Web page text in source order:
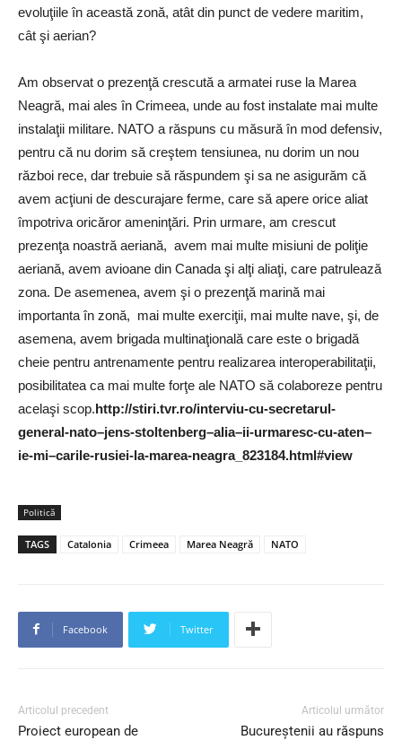
evoluţiile în această zonă, atât din punct de vedere maritim,
cât şi aerian?
Am observat o prezenţă crescută a armatei ruse la Marea
Neagră, mai ales în Crimeea, unde au fost instalate mai multe
instalaţii militare. NATO a răspuns cu măsură în mod defensiv,
pentru că nu dorim să creştem tensiunea, nu dorim un nou
război rece, dar trebuie să răspundem şi sa ne asigurăm că
avem acţiuni de descurajare ferme, care să apere orice aliat
împotriva oricăror ameninţări. Prin urmare, am crescut
prezenţa noastră aeriană, avem mai multe misiuni de poliţie
aeriană, avem avioane din Canada şi alţi aliaţi, care patrulează
zona. De asemenea, avem şi o prezenţă marină mai
importanta în zonă, mai multe exerciţii, mai multe nave, şi, de
asemena, avem brigada multinaţională care este o brigadă
cheie pentru antrenamente pentru realizarea interoperabilitaţii,
posibilitatea ca mai multe forţe ale NATO să colaboreze pentru
acelaşi scop.http://stiri.tvr.ro/interviu-cu-secretarul-
general-nato–jens-stoltenberg–alia–ii-urmaresc-cu-aten–
ie-mi–carile-rusiei-la-marea-neagra_823184.html#view
Politică
TAGS Catalonia Crimeea Marea Neagră NATO
Facebook Twitter
Articolul precedent
Proiect european de
Articolul următor
Bucureștenii au răspuns